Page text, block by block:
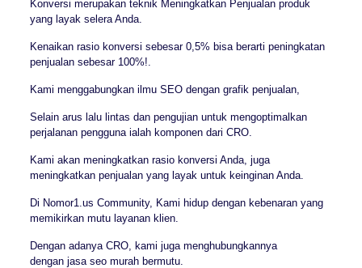
Konversi merupakan teknik Meningkatkan Penjualan produk
yang layak selera Anda.
Kenaikan rasio konversi sebesar 0,5% bisa berarti peningkatan
penjualan sebesar 100%!.
Kami menggabungkan ilmu SEO dengan grafik penjualan,
Selain arus lalu lintas dan pengujian untuk mengoptimalkan
perjalanan pengguna ialah komponen dari CRO.
Kami akan meningkatkan rasio konversi Anda, juga
meningkatkan penjualan yang layak untuk keinginan Anda.
Di Nomor1.us Community, Kami hidup dengan kebenaran yang
memikirkan mutu layanan klien.
Dengan adanya CRO, kami juga menghubungkannya
dengan jasa seo murah bermutu.